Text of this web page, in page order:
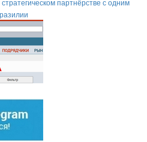
партнёрстве с одним